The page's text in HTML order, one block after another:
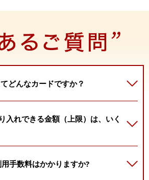
どんなカードですか？
入れできる金額（上限）は、 いく
手数料はかかりますか?